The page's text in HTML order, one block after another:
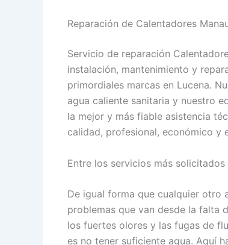
Reparación de Calentadores
Servicio de reparación
instalación, mantenimiento y
primordiales marcas en Lucena.
agua caliente sanitaria y nuestro
la mejor y más fiable asistencia
calidad, profesional, económico y
Entre los servicios más
De igual forma que cualquier otro
problemas que van desde la falta
los fuertes olores y las fugas de
es no tener suficiente agua. Aquí